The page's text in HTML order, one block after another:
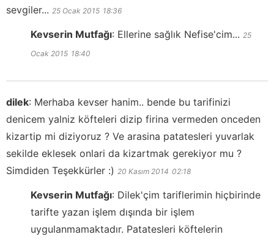
sevgiler... 25 Ocak 2015 18:36
Kevserin Mutfağı: Ellerine sağlık Nefise'cim... 25
Ocak 2015 18:40
dilek: Merhaba kevser hanim.. bende bu tarifinizi
denicem yalniz köfteleri dizip firina vermeden onceden
kizartip mi diziyoruz ? Ve arasina patatesleri yuvarlak
sekilde eklesek onlari da kizartmak gerekiyor mu ?
Simdiden Teşekkürler :) 20 Kasım 2014 02:18
Kevserin Mutfağı: Dilek'çim tariflerimin hiçbirinde
tarifte yazan işlem dışında bir işlem
uygulanmamaktadır. Patatesleri köftelerin